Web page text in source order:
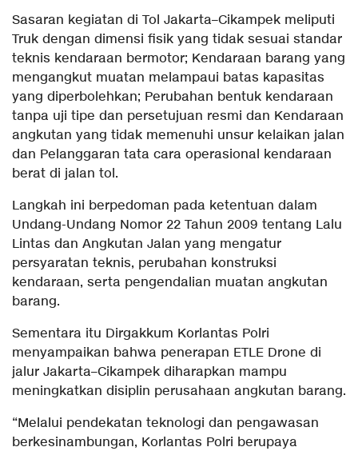
Sasaran kegiatan di Tol Jakarta–Cikampek meliputi
Truk dengan dimensi fisik yang tidak sesuai standar
teknis kendaraan bermotor; Kendaraan barang yang
mengangkut muatan melampaui batas kapasitas
yang diperbolehkan; Perubahan bentuk kendaraan
tanpa uji tipe dan persetujuan resmi dan Kendaraan
angkutan yang tidak memenuhi unsur kelaikan jalan
dan Pelanggaran tata cara operasional kendaraan
berat di jalan tol.
Langkah ini berpedoman pada ketentuan dalam
Undang-Undang Nomor 22 Tahun 2009 tentang Lalu
Lintas dan Angkutan Jalan yang mengatur
persyaratan teknis, perubahan konstruksi
kendaraan, serta pengendalian muatan angkutan
barang.
Sementara itu Dirgakkum Korlantas Polri
menyampaikan bahwa penerapan ETLE Drone di
jalur Jakarta–Cikampek diharapkan mampu
meningkatkan disiplin perusahaan angkutan barang.
“Melalui pendekatan teknologi dan pengawasan
berkesinambungan, Korlantas Polri berupaya